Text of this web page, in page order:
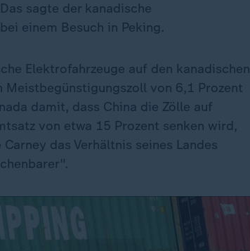
sagte der kanadische
einem Besuch in Peking.
Elektrofahrzeuge auf den kanadischen
von 6,1 Prozent
damit, dass China die Zölle auf
von etwa 15 Prozent senken wird,
das Verhältnis seines Landes